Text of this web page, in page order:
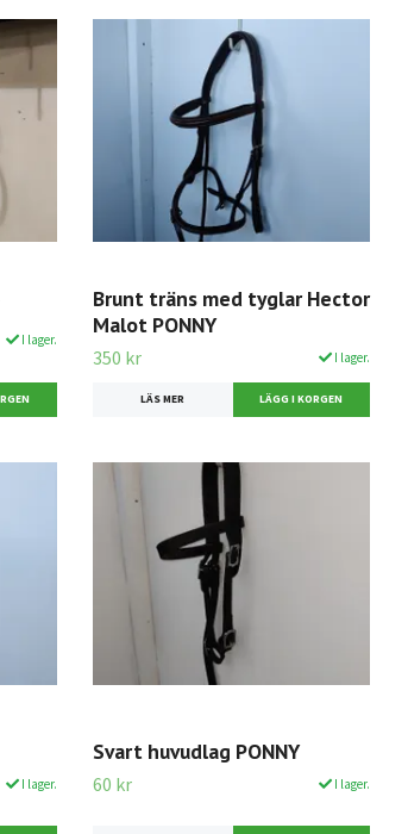
I lager.
Brunt träns med tyglar Hector
Malot PONNY
350 kr I lager.
LÄS MER
I lager.
Svart huvudlag PONNY
60 kr I lager.